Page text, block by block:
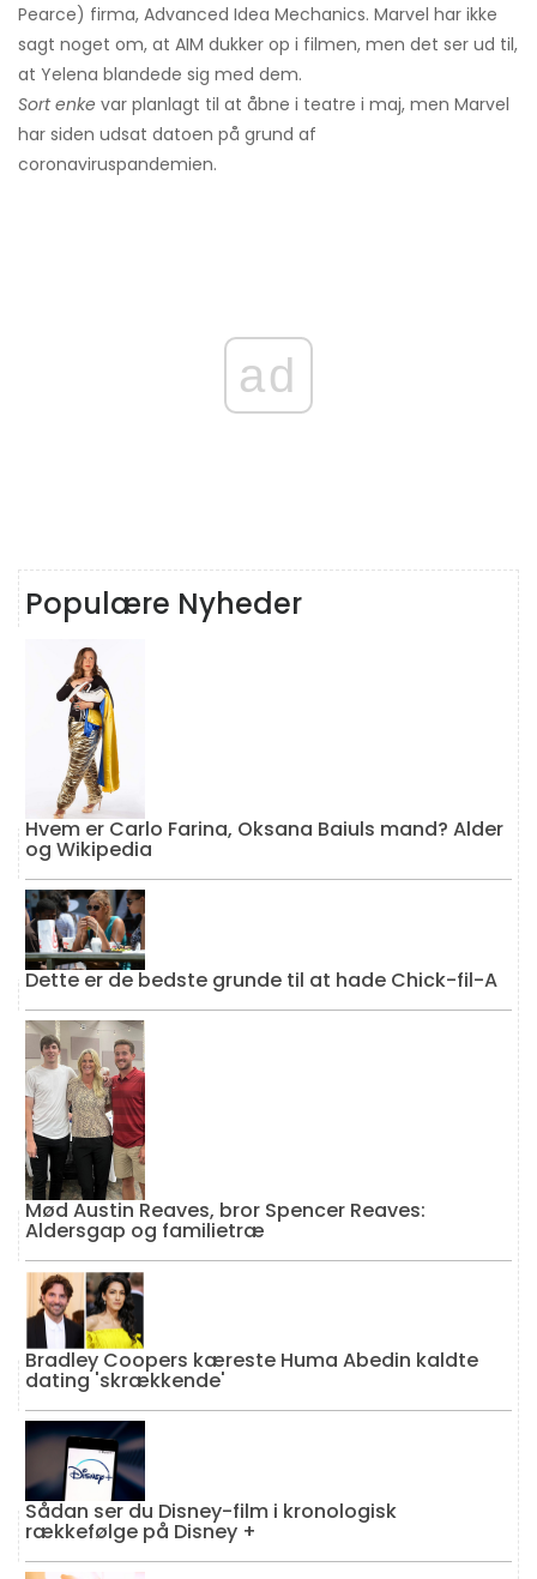
Pearce) firma, Advanced Idea Mechanics. Marvel har ikke
sagt noget om, at AIM dukker op i filmen, men det ser ud til,
at Yelena blandede sig med dem.
Sort enke var planlagt til at åbne i teatre i maj, men Marvel
har siden udsat datoen på grund af
coronaviruspandemien.
ad
Populære Nyheder
Hvem er Carlo Farina, Oksana Baiuls mand? Alder
og Wikipedia
Dette er de bedste grunde til at hade Chick-fil-A
Mød Austin Reaves, bror Spencer Reaves:
Aldersgap og familietræ
Bradley Coopers kæreste Huma Abedin kaldte
dating 'skrækkende'
Sådan ser du Disney-film i kronologisk
rækkefølge på Disney +